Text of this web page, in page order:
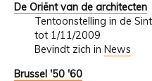
De Oriënt van de architecten
Tentoonstelling in de
tot 1/11/2009
Bevindt zich in News
Brussel '50 '60